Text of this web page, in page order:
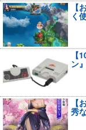
【
く
【
ン
【
秀